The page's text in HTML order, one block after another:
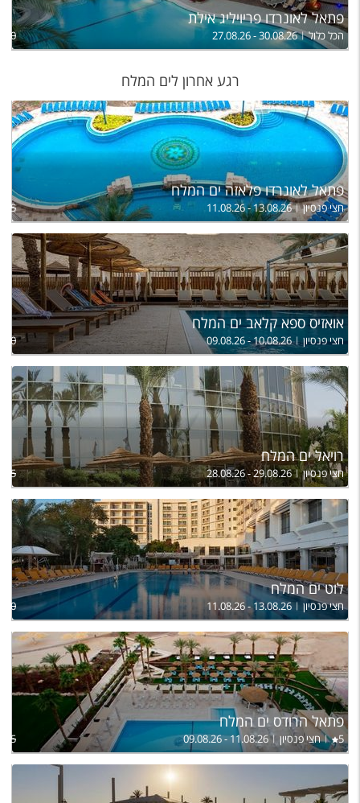
פתאל לאונרדו פריויליג אילת
הכל כלול 27.08.26 - 30.08.26
רגע אחרון לים המלח
פתאל לאונרדו פלאזה ים המלח
חצי פנסיון 11.08.26 - 13.08.26
אואזיס ספא קלאב ים המלח
חצי פנסיון 09.08.26 - 10.08.26
רויאל ים המלח
חצי פנסיון 28.08.26 - 29.08.26
לוט ים המלח
חצי פנסיון 11.08.26 - 13.08.26
פתאל הרודס ים המלח
5 חצי פנסיון 09.08.26 - 11.08.26